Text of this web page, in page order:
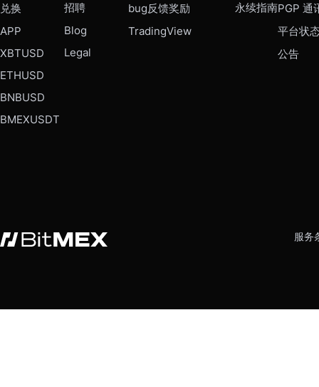
兑换
APP
XBTUSD
ETHUSD
BNBUSD
BMEXUSDT
招聘
Blog
Legal
bug反馈奖励
TradingView
永续指南PGP 通
平台状
公告
服务